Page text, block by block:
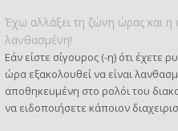
Έχω αλλάξει τη ζώνη ώρας και η
λανθασμένη!
Εάν είστε σίγουρος (-η) ότι έχετε
ώρα εξακολουθεί να είναι
αποθηκευμένη στο ρολόι του
να ειδοποιήσετε κάποιον